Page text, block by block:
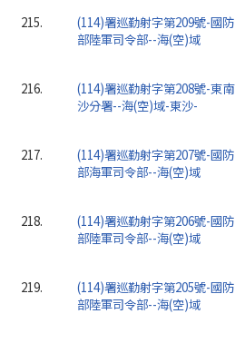
215.
(114)署巡勤射字第209號-國防
部陸軍司令部--海(空)域
216.
(114)署巡勤射字第208號-東南
沙分署--海(空)域-東沙-
217.
(114)署巡勤射字第207號-國防
部海軍司令部--海(空)域
218.
(114)署巡勤射字第206號-國防
部陸軍司令部--海(空)域
219.
(114)署巡勤射字第205號-國防
部陸軍司令部--海(空)域